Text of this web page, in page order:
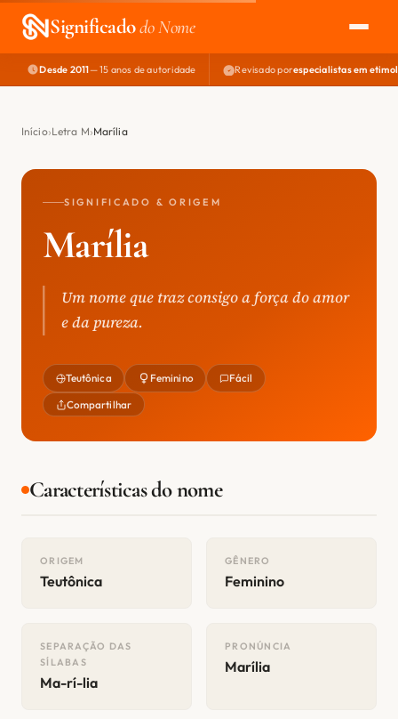
Significadodo Nome
EXPLORAR
NOME PERFEITO
Desde 2011— 15 anos de autoridade Revisado porespecialistas em
Início Letra M Marília
SIGNIFICADO & ORIGEM
Marília
Um nome que traz consigo a força do amor
e da pureza.
Teutônica Feminino Fácil
Compartilhar
Características do nome
ORIGEM
Teutônica
GÊNERO
Feminino
SEPARAÇÃO DAS
SÍLABAS
Ma-rí-lia
PRONÚNCIA
Marília